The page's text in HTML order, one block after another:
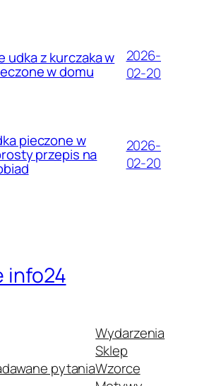
udka z kurczaka w
w domu
2026-
02-20
pieczone w
przepis na
2026-
02-20
info24
pytania
Wydarzenia
Sklep
Wzorce